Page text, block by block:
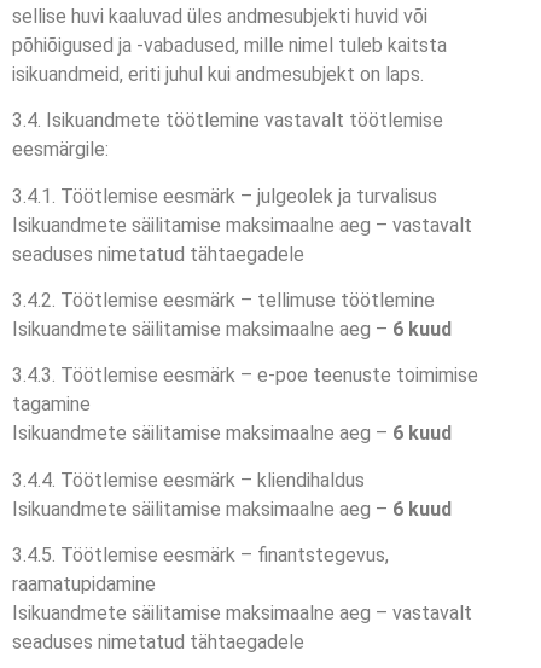
sellise huvi kaaluvad üles andmesubjekti huvid või
põhiõigused ja -vabadused, mille nimel tuleb kaitsta
isikuandmeid, eriti juhul kui andmesubjekt on laps.
3.4. Isikuandmete töötlemine vastavalt töötlemise
eesmärgile:
3.4.1. Töötlemise eesmärk – julgeolek ja turvalisus
Isikuandmete säilitamise maksimaalne aeg – vastavalt
seaduses nimetatud tähtaegadele
3.4.2. Töötlemise eesmärk – tellimuse töötlemine
Isikuandmete säilitamise maksimaalne aeg – 6 kuud
3.4.3. Töötlemise eesmärk – e-poe teenuste toimimise
tagamine
Isikuandmete säilitamise maksimaalne aeg – 6 kuud
3.4.4. Töötlemise eesmärk – kliendihaldus
Isikuandmete säilitamise maksimaalne aeg – 6 kuud
3.4.5. Töötlemise eesmärk – finantstegevus,
raamatupidamine
Isikuandmete säilitamise maksimaalne aeg – vastavalt
seaduses nimetatud tähtaegadele